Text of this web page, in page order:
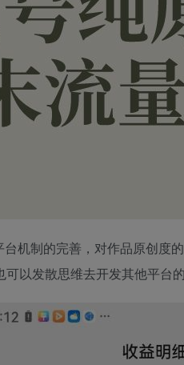
机制的完善，对作品原创
以发散思维去开发其他平台